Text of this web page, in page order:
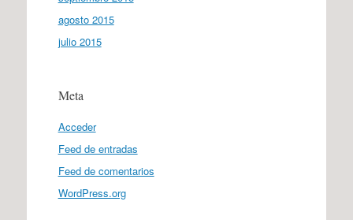
agosto 2015
julio 2015
Meta
Acceder
Feed de entradas
Feed de comentarios
WordPress.org